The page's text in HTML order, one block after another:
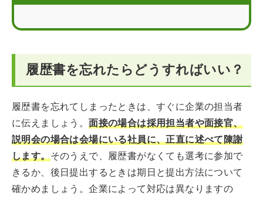
履歴書を忘れたときに関するQ＆A
履歴書を忘れたらどうすればいい？
履歴書を忘れてしまったときは、すぐに企業の担当者
に伝えましょう。面接の場合は採用担当者や面接官、
説明会の場合は会場にいる社員に、正直に述べて陳謝
します。そのうえで、履歴書がなくても選考に参加で
きるか、後日提出するときは期日と提出方法について
確かめましょう。企業によって対応は異なりますの